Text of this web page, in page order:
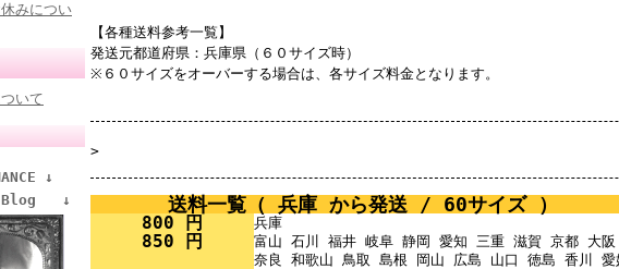
みについ
いて
↓
Blog ↓
【各種送料参考一覧】
発送元都道府県：兵庫県（６０サイズ時）
※６０サイズをオーバーする場合は、各サイズ料金となります。
>
送料一覧（ 兵庫 から発送 / 60サイズ ）
800 円 兵庫
850 円
富山 石川 福井 岐阜 静岡 愛知 三重 滋賀 京都 大阪
奈良 和歌山 鳥取 島根 岡山 広島 山口 徳島 香川 愛